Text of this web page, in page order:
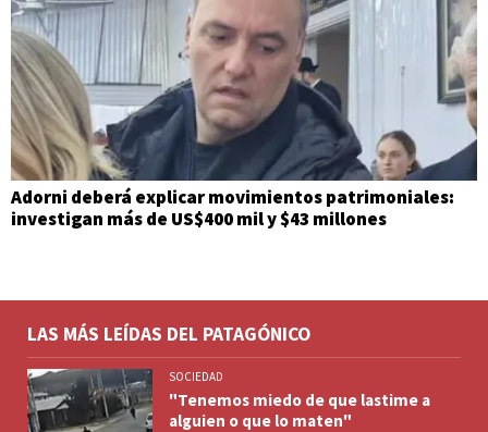
Adorni deberá explicar movimientos patrimoniales:
investigan más de US$400 mil y $43 millones
LAS MÁS LEÍDAS DEL PATAGÓNICO
SOCIEDAD
"Tenemos miedo de que lastime a
alguien o que lo maten"